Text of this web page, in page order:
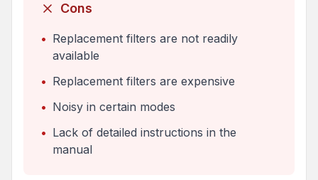
Cons
• Replacement filters are not readily
available
• Replacement filters are expensive
• Noisy in certain modes
• Lack of detailed instructions in the
manual